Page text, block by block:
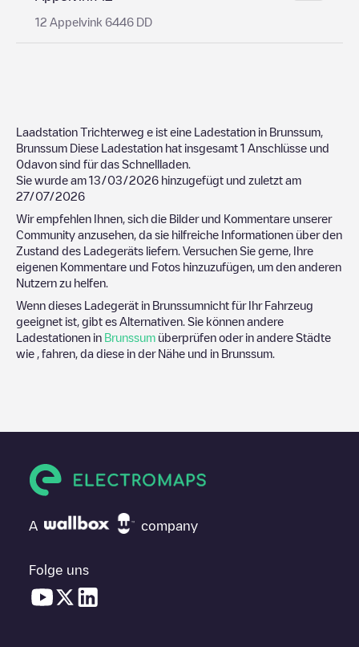
12 Appelvink 6446 DD
Laadstation Trichterweg e ist eine Ladestation in Brunssum
Brunssum Diese Ladestation hat insgesamt 1 Anschlüsse und
0davon sind für das Schnellladen.
Sie wurde am 13/03/2026 hinzugefügt und zuletzt am
27/07/2026
Wir empfehlen Ihnen, sich die Bilder und Kommentare unserer
Community anzusehen, da sie hilfreiche Informationen über den
Zustand des Ladegeräts liefern. Versuchen Sie gerne, Ihre
eigenen Kommentare und Fotos hinzuzufügen, um den anderen
Nutzern zu helfen.
Wenn dieses Ladegerät in Brunssumnicht für Ihr Fahrzeug
geeignet ist, gibt es Alternativen. Sie können andere
Ladestationen in Brunssum überprüfen oder in andere Städte
wie , fahren, da diese in der Nähe und in Brunssum
A company
Folge uns